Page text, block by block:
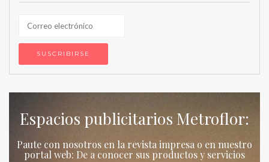
Espacios publicitarios Metroflor:
Paute con nosotros en la revista impresa o en nuestro
portal web: De a conocer sus productos y servicios